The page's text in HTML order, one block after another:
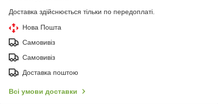
Доставка здійснюється тільки по передоплаті.
Нова Пошта
Самовивіз
Самовивіз
Доставка поштою
Всі умови доставки